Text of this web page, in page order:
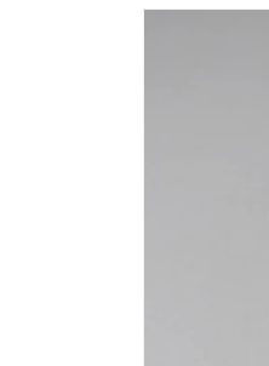
Zu